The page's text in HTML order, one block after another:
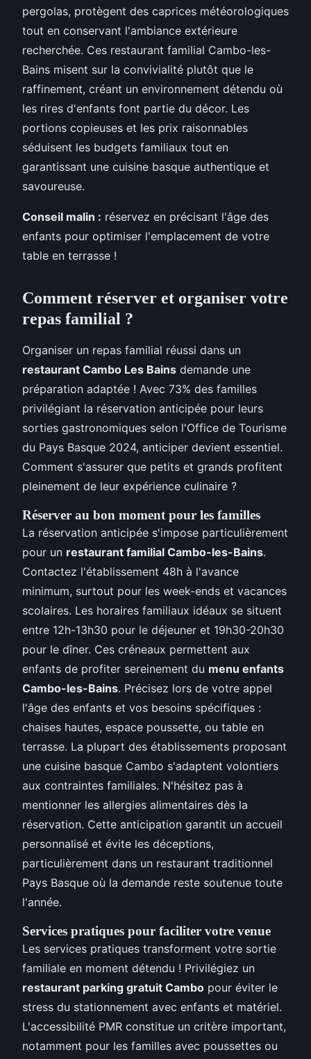
pergolas, protègent des caprices météorologiques
tout en conservant l'ambiance extérieure
recherchée. Ces restaurant familial Cambo-les-
Bains misent sur la convivialité plutôt que le
raffinement, créant un environnement détendu où
les rires d'enfants font partie du décor. Les
portions copieuses et les prix raisonnables
séduisent les budgets familiaux tout en
garantissant une cuisine basque authentique et
savoureuse.
Conseil malin : réservez en précisant l'âge des
enfants pour optimiser l'emplacement de votre
table en terrasse !
Comment réserver et organiser votre
repas familial ?
Organiser un repas familial réussi dans un
restaurant Cambo Les Bains demande une
préparation adaptée ! Avec 73% des familles
privilégiant la réservation anticipée pour leurs
sorties gastronomiques selon l'Office de Tourisme
du Pays Basque 2024, anticiper devient essentiel.
Comment s'assurer que petits et grands profitent
pleinement de leur expérience culinaire ?
Réserver au bon moment pour les familles
La réservation anticipée s'impose particulièrement
pour un restaurant familial Cambo-les-Bains.
Contactez l'établissement 48h à l'avance
minimum, surtout pour les week-ends et vacances
scolaires. Les horaires familiaux idéaux se situent
entre 12h-13h30 pour le déjeuner et 19h30-20h30
pour le dîner. Ces créneaux permettent aux
enfants de profiter sereinement du menu enfants
Cambo-les-Bains. Précisez lors de votre appel
l'âge des enfants et vos besoins spécifiques :
chaises hautes, espace poussette, ou table en
terrasse. La plupart des établissements proposant
une cuisine basque Cambo s'adaptent volontiers
aux contraintes familiales. N'hésitez pas à
mentionner les allergies alimentaires dès la
réservation. Cette anticipation garantit un accueil
personnalisé et évite les déceptions,
particulièrement dans un restaurant traditionnel
Pays Basque où la demande reste soutenue toute
l'année.
Services pratiques pour faciliter votre venue
Les services pratiques transforment votre sortie
familiale en moment détendu ! Privilégiez un
restaurant parking gratuit Cambo pour éviter le
stress du stationnement avec enfants et matériel.
L'accessibilité PMR constitue un critère important,
notamment pour les familles avec poussettes ou